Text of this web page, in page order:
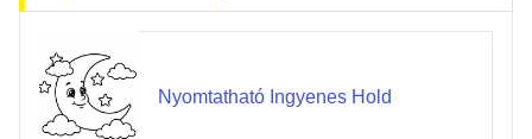
Nyomtatható Ingyenes Hold